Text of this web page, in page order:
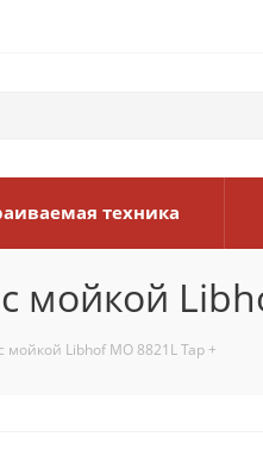
техника
Libhof MO 8821L Tap +